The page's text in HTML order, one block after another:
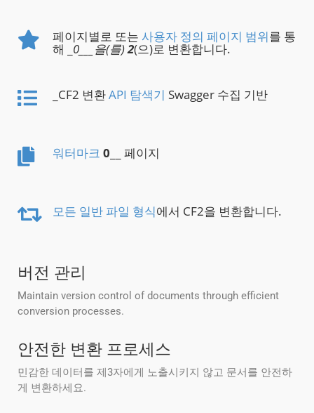
페이지별로 또는 사용자 정의 페이지 범위를 통
해 _ 0___을(를)2(으)로 변환합니다.
_CF2 변환API 탐색기 Swagger 수집 기반
워터마크 0 __ 페이지
모든 일반 파일 형식에서 CF2을 변환합니다.
버전 관리
Maintain version control of documents through efficient
conversion processes.
안전한 변환 프로세스
민감한 데이터를 제3자에게 노출시키지 않고 문서를 안전하
게 변환하세요.